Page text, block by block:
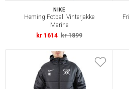
NIKE
Heming Fotball Vinterjakke
Marine
kr 1614 kr 1899